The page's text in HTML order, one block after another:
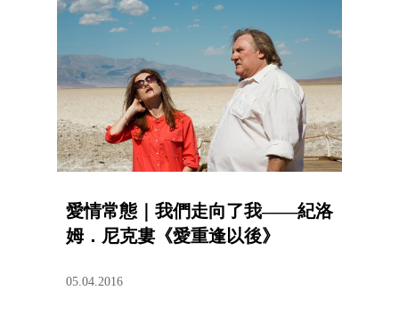
愛情常態｜我們走向了我——紀洛
姆．尼克婁《愛重逢以後》
05.04.2016